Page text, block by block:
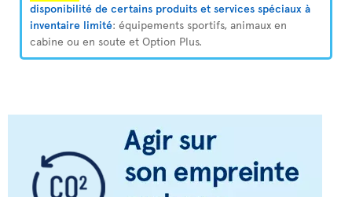
disponibilité de certains produits et services spéciaux à
inventaire limité: équipements sportifs, animaux en
cabine ou en soute et Option Plus.